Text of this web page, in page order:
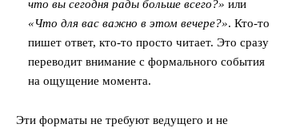
что вы сегодня рады больше всего?» или
«Что для вас важно в этом вечере?». Кто-то
пишет ответ, кто-то просто читает. Это сразу
переводит внимание с формального события
на ощущение момента.
Эти форматы не требуют ведущего и не